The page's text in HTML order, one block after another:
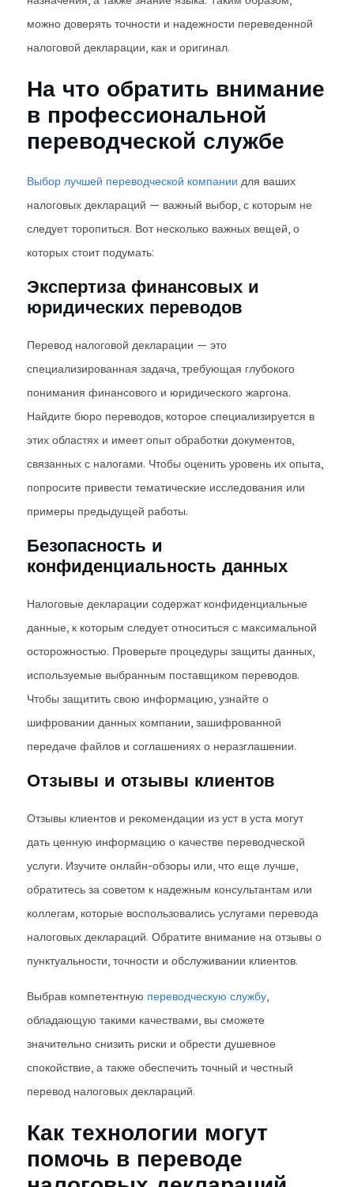
можно доверять точности и надежности переведенной
налоговой декларации, как и оригинал.
На что обратить внимание
в профессиональной
переводческой службе
Выбор лучшей переводческой компании для ваших
налоговых деклараций — важный выбор, с которым не
следует торопиться. Вот несколько важных вещей, о
которых стоит подумать:
Экспертиза финансовых и
юридических переводов
Перевод налоговой декларации — это
специализированная задача, требующая глубокого
понимания финансового и юридического жаргона.
Найдите бюро переводов, которое специализируется в
этих областях и имеет опыт обработки документов,
связанных с налогами. Чтобы оценить уровень их опыта,
попросите привести тематические исследования или
примеры предыдущей работы.
Безопасность и
конфиденциальность данных
Налоговые декларации содержат конфиденциальные
данные, к которым следует относиться с максимальной
осторожностью. Проверьте процедуры защиты данных,
используемые выбранным поставщиком переводов.
Чтобы защитить свою информацию, узнайте о
шифровании данных компании, зашифрованной
передаче файлов и соглашениях о неразглашении.
Отзывы и отзывы клиентов
Отзывы клиентов и рекомендации из уст в уста могут
дать ценную информацию о качестве переводческой
услуги. Изучите онлайн-обзоры или, что еще лучше,
обратитесь за советом к надежным консультантам или
коллегам, которые воспользовались услугами перевода
налоговых деклараций. Обратите внимание на отзывы о
пунктуальности, точности и обслуживании клиентов.
Выбрав компетентную переводческую службу,
обладающую такими качествами, вы сможете
значительно снизить риски и обрести душевное
спокойствие, а также обеспечить точный и честный
перевод налоговых деклараций.
Как технологии могут
помочь в переводе